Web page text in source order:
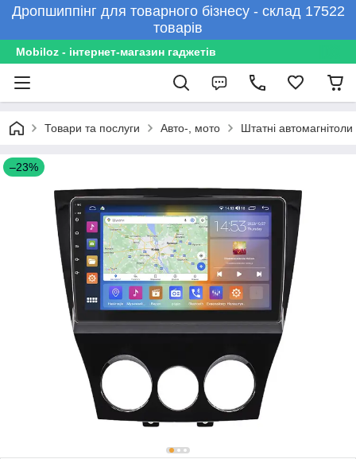
Дропшиппінг для товарного бізнесу - склад 17522
товарів
Mobiloz - інтернет-магазин гаджетів
Товари та послуги Авто-, мото Штатні автомагнітоли
–23%